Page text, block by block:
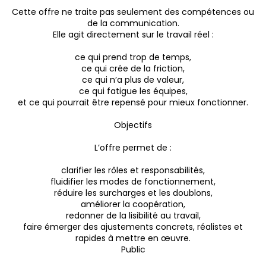
Cette offre ne traite pas seulement des compétences ou
de la communication.
Elle agit directement sur le travail réel :
ce qui prend trop de temps,
ce qui crée de la friction,
ce qui n’a plus de valeur,
ce qui fatigue les équipes,
et ce qui pourrait être repensé pour mieux fonctionner.
Objectifs
L’offre permet de :
clarifier les rôles et responsabilités,
fluidifier les modes de fonctionnement,
réduire les surcharges et les doublons,
améliorer la coopération,
redonner de la lisibilité au travail,
faire émerger des ajustements concrets, réalistes et
rapides à mettre en œuvre.
Public